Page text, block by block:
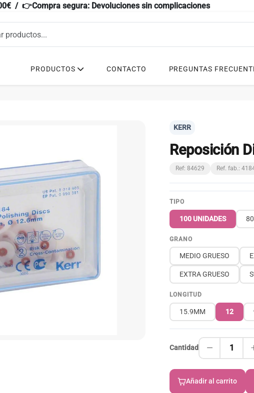
/ 👉Compra segura: Devoluciones sin complicaciones
PRODUCTOS CONTACTO PREGUNTAS
KERR
Reposición
Ref: 84629 Ref. fab.:
TIPO
100 UNIDADES
GRANO
MEDIO GRUESO
EXTRA GRUESO
LONGITUD
15.9MM 12
Cantidad 1
Añadir al carrito